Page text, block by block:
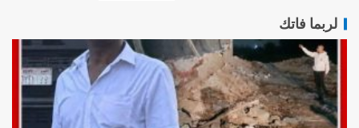
لربما فاتك